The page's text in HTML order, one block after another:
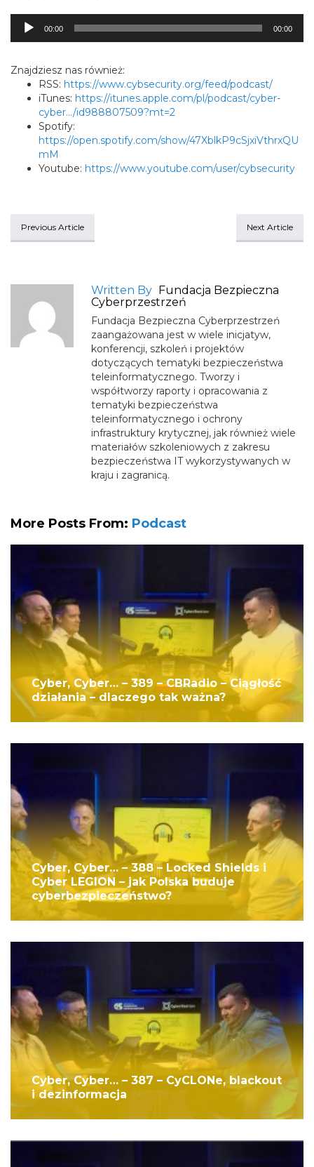
Odtwarzacz
plików
00:00 00:00
Znajdziesz nas również:
RSS: https://www.cybsecurity.org/feed/podcast/
iTunes: https://itunes.apple.com/pl/podcast/cyber-
cyber…/id988807509?mt=2
Spotify:
https://open.spotify.com/show/47XblkP9cSjxiVthrxQU
mM
Youtube: https://www.youtube.com/user/cybsecurity
Previous Article Next Article
Written By Fundacja Bezpieczna
Cyberprzestrzeń
Fundacja Bezpieczna Cyberprzestrzeń
zaangażowana jest w wiele inicjatyw,
konferencji, szkoleń i projektów
dotyczących tematyki bezpieczeństwa
teleinformatycznego. Tworzy i
współtworzy raporty i opracowania z
tematyki bezpieczeństwa
teleinformatycznego i ochrony
infrastruktury krytycznej, jak również wiele
materiałów szkoleniowych z zakresu
bezpieczeństwa IT wykorzystywanych w
kraju i zagranicą.
More Posts From: Podcast
Cyber, Cyber… – 389 – CBRadio – Ciągłość
działania – dlaczego tak ważna?
Cyber, Cyber… – 388 – Locked Shields i
Cyber LEGION – jak Polska buduje
cyberbezpieczeństwo?
Cyber, Cyber… – 387 – CyCLONe, blackout
i dezinformacja